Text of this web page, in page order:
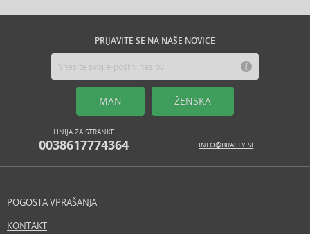
PRIJAVITE SE NA NAŠE NOVICE
MAN ŽENSKA
LINIJA ZA STRANKE
0038617774364 INFO@BRASTY.SI
POGOSTA VPRAŠANJA
KONTAKT